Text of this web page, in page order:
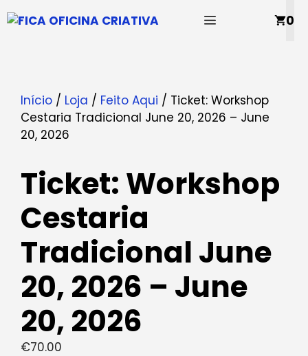
para
MENU 0
Início / Loja / Feito Aqui / Ticket: Workshop
Cestaria Tradicional June 20, 2026 – June
20, 2026
Ticket: Workshop
Cestaria
Tradicional June
20, 2026 – June
20, 2026
€70.00